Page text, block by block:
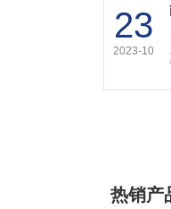
23
2023-10
热销产